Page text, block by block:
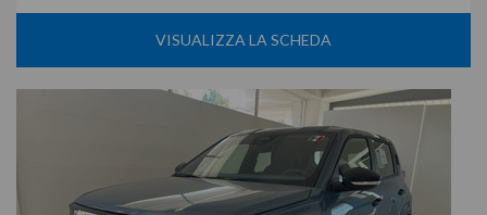
VISUALIZZA LA SCHEDA